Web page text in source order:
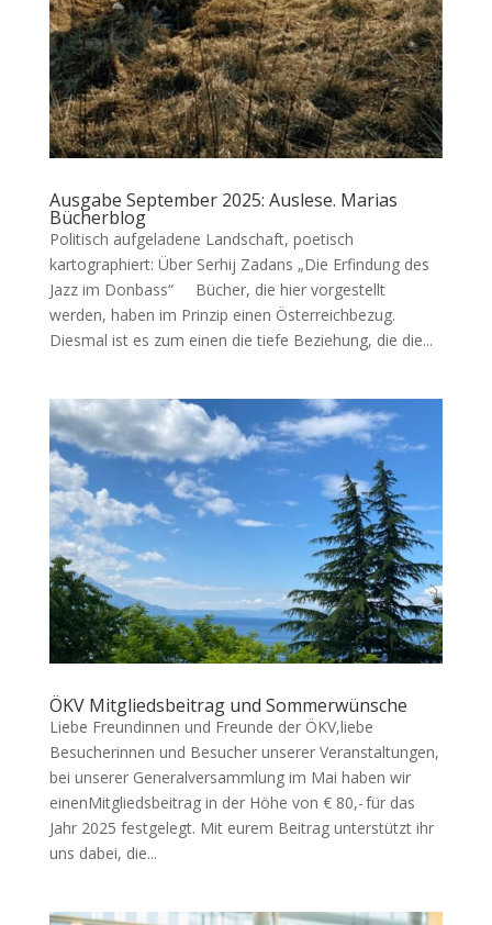
Ausgabe September 2025: Auslese. Marias
Bücherblog
Politisch aufgeladene Landschaft, poetisch
kartographiert: Über Serhij Zadans „Die Erfindung des
Jazz im Donbass“ Bücher, die hier vorgestellt
werden, haben im Prinzip einen Österreichbezug.
Diesmal ist es zum einen die tiefe Beziehung, die die...
ÖKV Mitgliedsbeitrag und Sommerwünsche
Liebe Freundinnen und Freunde der ÖKV,liebe
Besucherinnen und Besucher unserer Veranstaltungen,
bei unserer Generalversammlung im Mai haben wir
einenMitgliedsbeitrag in der Höhe von € 80,- für das
Jahr 2025 festgelegt. Mit eurem Beitrag unterstützt ihr
uns dabei, die...